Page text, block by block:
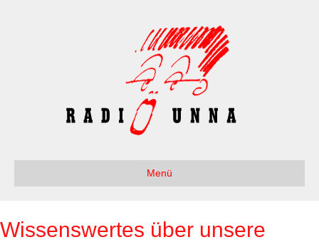
Menü
Wissenswertes über unsere